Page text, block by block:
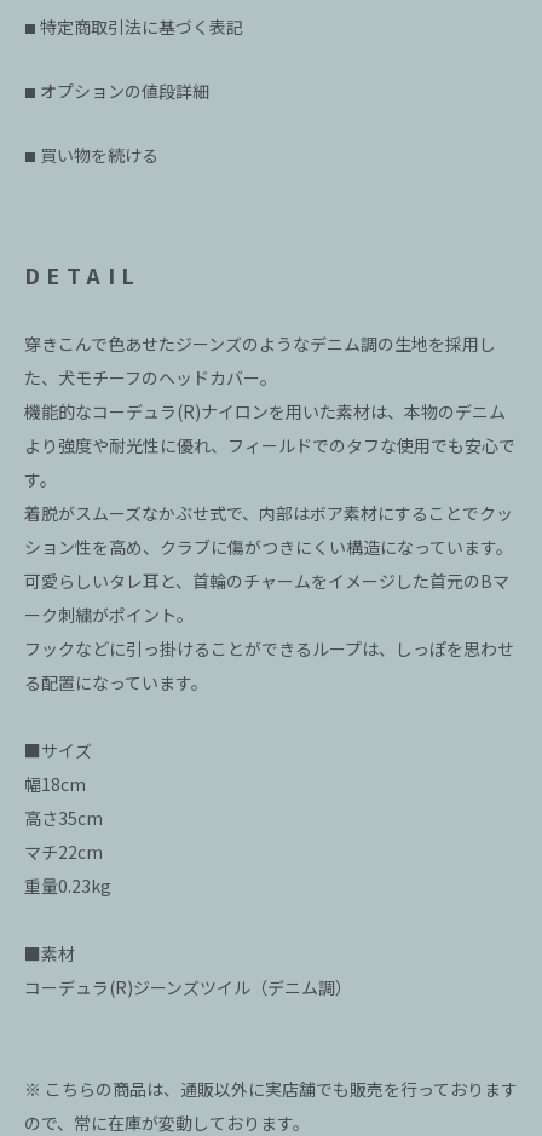
■ 特定商取引法に基づく表記
■ オプションの値段詳細
■ 買い物を続ける
DETAIL
穿きこんで色あせたジーンズのようなデニム調の生地を採用し
た、犬モチーフのヘッドカバー。
機能的なコーデュラ(R)ナイロンを用いた素材は、本物のデニム
より強度や耐光性に優れ、フィールドでのタフな使用でも安心で
す。
着脱がスムーズなかぶせ式で、内部はボア素材にすることでクッ
ション性を高め、クラブに傷がつきにくい構造になっています。
可愛らしいタレ耳と、首輪のチャームをイメージした首元のBマ
ーク刺繍がポイント。
フックなどに引っ掛けることができるループは、しっぽを思わせ
る配置になっています。
■サイズ
幅18cm
高さ35cm
マチ22cm
重量0.23kg
■素材
コーデュラ(R)ジーンズツイル（デニム調）
※ こちらの商品は、通販以外に実店舗でも販売を行っております
ので、常に在庫が変動しております。